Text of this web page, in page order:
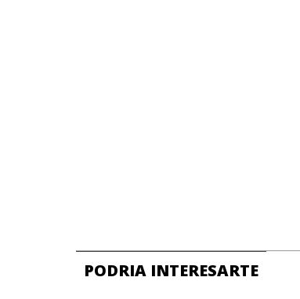
PODRIA INTERESARTE